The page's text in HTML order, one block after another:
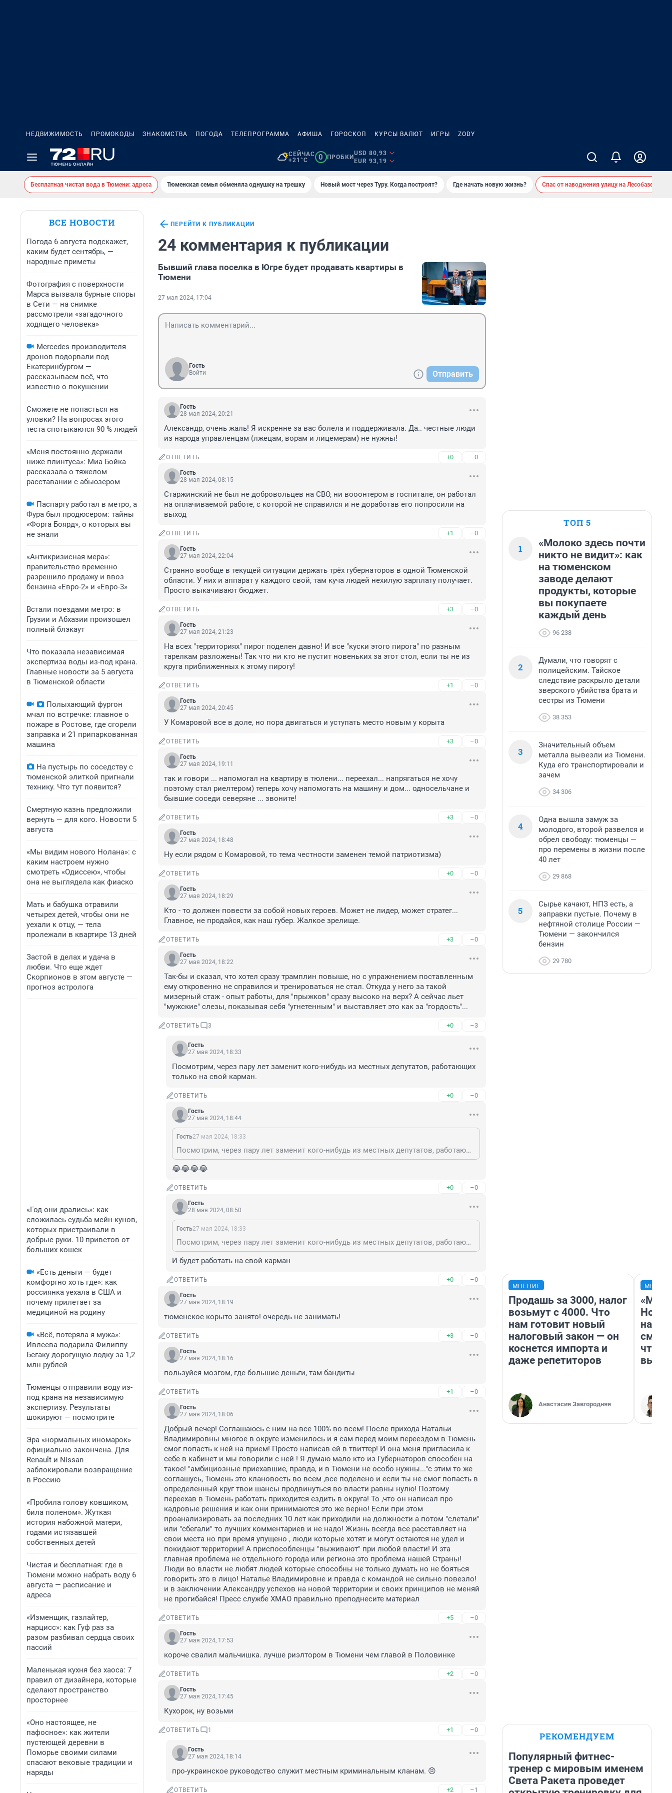
НЕДВИЖИМОСТЬ ПРОМОКОДЫ ЗНАКОМСТВА ПОГОДА ТЕЛЕПРОГРАММА АФИША ГОРОСКОП КУРСЫ ВАЛЮТ ИГРЫ ZODY
СЕЙЧАС
+21°C
0 ПРОБКИ
USD 80,93
EUR 93,19
Бесплатная чистая вода в Тюмени: адреса Тюменская семья обменяла однушку на трешку Новый мост через Туру. Когда построят? Где начать новую жизнь? Спас от наводнения улицу на Лесобазе
ВСЕ НОВОСТИ
Погода 6 августа подскажет,
каким будет сентябрь, —
народные приметы
Фотография с поверхности
Марса вызвала бурные споры
в Сети — на снимке
рассмотрели «загадочного
ходящего человека»
Mercedes производителя
дронов подорвали под
Екатеринбургом —
рассказываем всё, что
известно о покушении
Сможете не попасться на
уловки? На вопросах этого
теста спотыкаются 90 % людей
«Меня постоянно держали
ниже плинтуса»: Миа Бойка
рассказала о тяжелом
расставании с абьюзером
Паспарту работал в метро, а
Фура был продюсером: тайны
«Форта Боярд», о которых вы
не знали
«Антикризисная мера»:
правительство временно
разрешило продажу и ввоз
бензина «Евро-2» и «Евро-3»
Встали поездами метро: в
Грузии и Абхазии произошел
полный блэкаут
Что показала независимая
экспертиза воды из-под крана.
Главные новости за 5 августа
в Тюменской области
Полыхающий фургон
мчал по встречке: главное о
пожаре в Ростове, где сгорели
заправка и 21 припаркованная
машина
На пустырь по соседству с
тюменской элиткой пригнали
технику. Что тут появится?
Смертную казнь предложили
вернуть — для кого. Новости 5
августа
«Мы видим нового Нолана»: с
каким настроем нужно
смотреть «Одиссею», чтобы
она не выглядела как фиаско
Мать и бабушка отравили
четырех детей, чтобы они не
уехали к отцу, — тела
пролежали в квартире 13 дней
Застой в делах и удача в
любви. Что еще ждет
Скорпионов в этом августе —
прогноз астролога
«Год они дрались»: как
сложилась судьба мейн-кунов,
которых пристраивали в
добрые руки. 10 приветов от
больших кошек
«Есть деньги — будет
комфортно хоть где»: как
россиянка уехала в США и
почему прилетает за
медициной на родину
«Всё, потеряла я мужа»:
Ивлеева подарила Филиппу
Бегаку дорогущую лодку за 1,2
млн рублей
Тюменцы отправили воду из-
под крана на независимую
экспертизу. Результаты
шокируют — посмотрите
Эра «нормальных иномарок»
официально закончена. Для
Renault и Nissan
заблокировали возвращение
в Россию
«Пробила голову ковшиком,
била поленом». Жуткая
история набожной матери,
годами истязавшей
собственных детей
Чистая и бесплатная: где в
Тюмени можно набрать воду 6
августа — расписание и
адреса
«Изменщик, газлайтер,
нарцисс»: как Гуф раз за
разом разбивал сердца своих
пассий
Маленькая кухня без хаоса: 7
правил от дизайнера, которые
сделают пространство
просторнее
«Оно настоящее, не
пафосное»: как жители
пустеющей деревни в
Поморье своими силами
спасают вековые традиции и
наряды
ПЕРЕЙТИ К ПУБЛИКАЦИИ
24 комментария к публикации
Бывший глава поселка в Югре будет продавать квартиры в
Тюмени
27 мая 2024, 17:04
Гость
Войти
Отправить
Гость
28 мая 2024, 20:21
Александр, очень жаль! Я искренне за вас болела и поддерживала. Да.. честные люди
из народа управленцам (лжецам, ворам и лицемерам) не нужны!
ОТВЕТИТЬ +0 –0
Гость
28 мая 2024, 08:15
Старжинский не был не добровольцев на СВО, ни вооонтером в госпитале, он работал
на оплачиваемой работе, с которой не справился и не доработав его попросили на
выход
ОТВЕТИТЬ +1 –0
Гость
27 мая 2024, 22:04
Странно вообще в текущей ситуации держать трёх губернаторов в одной Тюменской
области. У них и аппарат у каждого свой, там куча людей нехилую зарплату получает.
Просто выкачивают бюджет.
ОТВЕТИТЬ +3 –0
Гость
27 мая 2024, 21:23
На всех "территориях" пирог поделен давно! И все "куски этого пирога" по разным
тарелкам разложены! Так что ни кто не пустит новеньких за этот стол, если ты не из
круга приближенных к этому пирогу!
ОТВЕТИТЬ +1 –0
Гость
27 мая 2024, 20:45
У Комаровой все в доле, но пора двигаться и уступать место новым у корыта
ОТВЕТИТЬ +3 –0
Гость
27 мая 2024, 19:11
так и говори ... напомогал на квартиру в тюлени... переехал... напрягаться не хочу
поэтому стал риелтером) теперь хочу напомогать на машину и дом... односельчане и
бывшие соседи северяне ... звоните!
ОТВЕТИТЬ +3 –0
Гость
27 мая 2024, 18:48
Ну если рядом с Комаровой, то тема честности заменен темой патриотизма)
ОТВЕТИТЬ +0 –0
Гость
27 мая 2024, 18:29
Кто - то должен повести за собой новых героев. Может не лидер, может стратег...
Главное, не продайся, как наш губер. Жалкое зрелище.
ОТВЕТИТЬ +3 –0
Гость
27 мая 2024, 18:22
Так-бы и сказал, что хотел сразу трамплин повыше, но с упражнением поставленным
ему откровенно не справился и тренироваться не стал. Откуда у него за такой
мизерный стаж - опыт работы, для "прыжков" сразу высоко на верх? А сейчас льет
"мужские" слезы, показывая себя "угнетенным" и выставляет это как за "гордость"...
ОТВЕТИТЬ 3 +0 –3
Гость
27 мая 2024, 18:33
Посмотрим, через пару лет заменит кого-нибудь из местных депутатов, работающих
только на свой карман.
ОТВЕТИТЬ +0 –0
Гость
27 мая 2024, 18:44
Гость27 мая 2024, 18:33
Посмотрим, через пару лет заменит кого-нибудь из местных депутатов, работающих только на свой карман.
😂😂😂😂
ОТВЕТИТЬ +0 –0
Гость
28 мая 2024, 08:50
Гость27 мая 2024, 18:33
Посмотрим, через пару лет заменит кого-нибудь из местных депутатов, работающих только на свой карман.
И будет работать на свой карман
ОТВЕТИТЬ +0 –0
Гость
27 мая 2024, 18:19
тюменское корыто занято! очередь не занимать!
ОТВЕТИТЬ +3 –0
Гость
27 мая 2024, 18:16
пользуйся мозгом, где большие деньги, там бандиты
ОТВЕТИТЬ +1 –0
Гость
27 мая 2024, 18:06
Добрый вечер! Соглашаюсь с ним на все 100% во всем! После прихода Натальи
Владимировны многое в округе изменилось и я сам перед моим переездом в Тюмень
смог попасть к ней на прием! Просто написав ей в твиттер! И она меня пригласила к
себе в кабинет и мы говорили с ней ! Я думаю мало кто из Губернаторов способен на
такое! "амбициозные приехавшие, правда, и в Тюмени не особо нужны..."с этим то же
соглашусь, Тюмень это клановость во всем ,все поделено и если ты не смог попасть в
определенный круг твои шансы продвинуться во власти равны нулю! Поэтому
переехав в Тюмень работать приходится ездить в округа! То ,что он написал про
кадровые решения и как они принимаются это же верно! Если при этом
проанализировать за последних 10 лет как приходили на должности а потом "слетали"
или "сбегали" то лучших комментариев и не надо! Жизнь всегда все расставляет на
свои места но при время упущено , люди которые хотят и могут остаются не удел и
покидают территории! А приспособленцы "выживают" при любой власти! И эта
главная проблема не отдельного города или региона это проблема нашей Страны!
Люди во власти не любят людей которые способны не только думать но не бояться
говорить это в лицо! Наталье Владимировне и правда с командой не сильно повезло!
и в заключении Александру успехов на новой территории и своих принципов не меняй
не прогибайся! Пресс службе ХМАО правильно преподнесите материал
ОТВЕТИТЬ +5 –0
Гость
27 мая 2024, 17:53
короче свалил мальчишка. лучше риэлтором в Тюмени чем главой в Половинке
ОТВЕТИТЬ +2 –0
Гость
27 мая 2024, 17:45
Кухорок, ну возьми
ОТВЕТИТЬ 1 +1 –0
Гость
27 мая 2024, 18:14
про-украинское руководство служит местным криминальным кланам. 😠
ОТВЕТИТЬ +2 –1
ТОП 5
1
«Молоко здесь почти
никто не видит»: как
на тюменском
заводе делают
продукты, которые
вы покупаете
каждый день
96 238
2
Думали, что говорят с
полицейским. Тайское
следствие раскрыло детали
зверского убийства брата и
сестры из Тюмени
38 353
3
Значительный объем
металла вывезли из Тюмени.
Куда его транспортировали и
зачем
34 306
4
Одна вышла замуж за
молодого, второй развелся и
обрел свободу: тюменцы —
про перемены в жизни после
40 лет
29 868
5
Сырье качают, НПЗ есть, а
заправки пустые. Почему в
нефтяной столице России —
Тюмени — закончился
бензин
29 780
МНЕНИЕ
Продашь за 3000, налог
возьмут с 4000. Что
нам готовит новый
налоговый закон — он
коснется импорта и
даже репетиторов
Анастасия Завгородняя
«Мы
РЕКОМЕНДУЕМ
Популярный фитнес-
тренер с мировым именем
Света Ракета проведет